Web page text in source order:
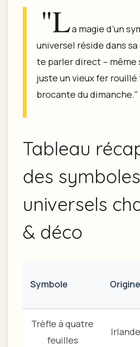
"La magie d’un
universel réside dans
te parler direct – même
juste un vieux fer
brocante du dimanche."
Tableau
des symboles
universels
& déco
Symbole Origine
Trèfle à quatre
feuilles